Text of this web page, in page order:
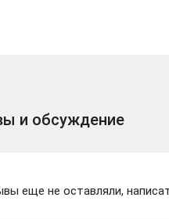
и обсуждение
еще не оставляли,